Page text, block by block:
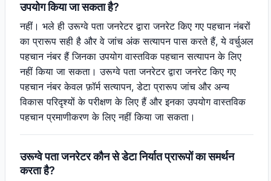
उपयोग किया जा सकता है?
नहीं। भले ही उरूग्वे पता जनरेटर द्वारा जनरेट किए गए पहचान नंबरों
का प्रारूप सही है और वे जांच अंक सत्यापन पास करते हैं, ये वर्चुअल
पहचान नंबर हैं जिनका उपयोग वास्तविक पहचान सत्यापन के लिए
नहीं किया जा सकता। उरूग्वे पता जनरेटर द्वारा जनरेट किए गए
पहचान नंबर केवल फ़ॉर्म सत्यापन, डेटा प्रारूप जांच और अन्य
विकास परिदृश्यों के परीक्षण के लिए हैं और इनका उपयोग वास्तविक
पहचान प्रमाणीकरण के लिए नहीं किया जा सकता।
उरूग्वे पता जनरेटर कौन से डेटा निर्यात प्रारूपों का समर्थन
करता है?